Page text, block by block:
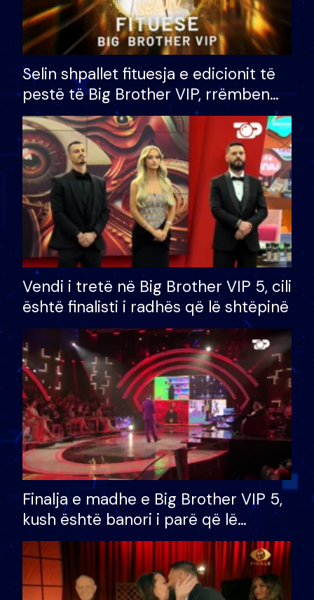
Selin shpallet fituesja e edicionit të
pestë të Big Brother VIP, rrëmben
çmimin e madh prej 100 mijë eurosh
Vendi i tretë në Big Brother VIP 5, cili
është finalisti i radhës që lë shtëpinë
Finalja e madhe e Big Brother VIP 5,
kush është banori i parë që lë
shtëpinë dhe humb mundësinë për
të fituar çmimin e madh